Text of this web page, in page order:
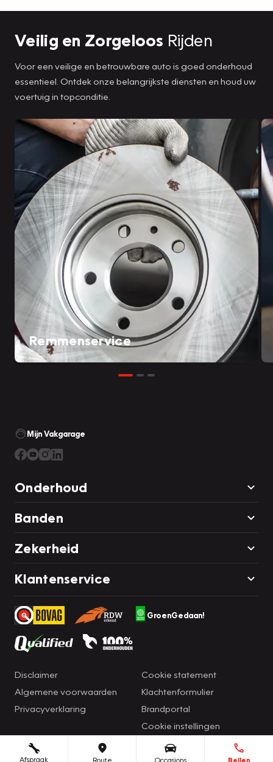
Veilig en Zorgeloos Rijden
Voor een veilige en betrouwbare auto is goed onderhoud
essentieel. Ontdek onze belangrijkste diensten en houd uw
voertuig in topconditie.
Remmenservice
Afspraak Route Occasions Bellen
Mijn Vakgarage
Onderhoud
Banden
Zekerheid
Klantenservice
GroenGedaan!
Disclaimer
Algemene voorwaarden
Privacyverklaring
Cookie statement
Klachtenformulier
Brandportal
Cookie instellingen